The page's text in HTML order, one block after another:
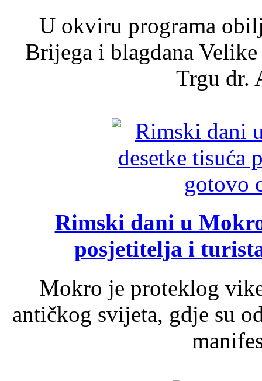
U okviru programa
Brijega i blagdana
Trgu dr.
Rimski dani u
posjetitelja i
Mokro je proteklog
antičkog svijeta, gdje su